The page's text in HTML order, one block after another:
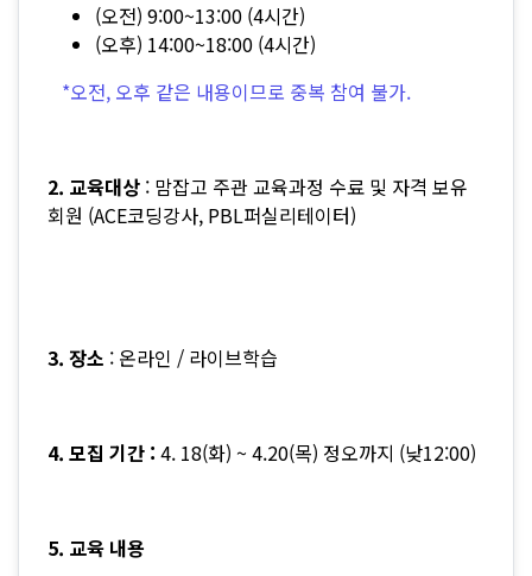
(오전) 9:00~13:00 (4시간)
(오후) 14:00~18:00 (4시간)
*오전, 오후 같은 내용이므로 중복 참여 불가.
2. 교육대상 : 맘잡고 주관 교육과정 수료 및 자격 보유
회원 (ACE코딩강사, PBL퍼실리테이터)
3. 장소 : 온라인 / 라이브학습
4. 모집 기간 : 4. 18(화) ~ 4.20(목) 정오까지 (낮12:00)
5. 교육 내용